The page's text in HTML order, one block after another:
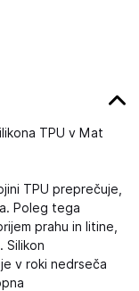
TPU v Mat
TPU preprečuje,
Poleg tega
prahu in litine,
Silikon
v roki nedrseča